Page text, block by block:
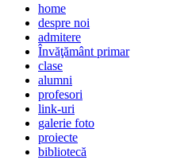
home
despre noi
admitere
Învăţământ primar
clase
alumni
profesori
link-uri
galerie foto
proiecte
bibliotecă